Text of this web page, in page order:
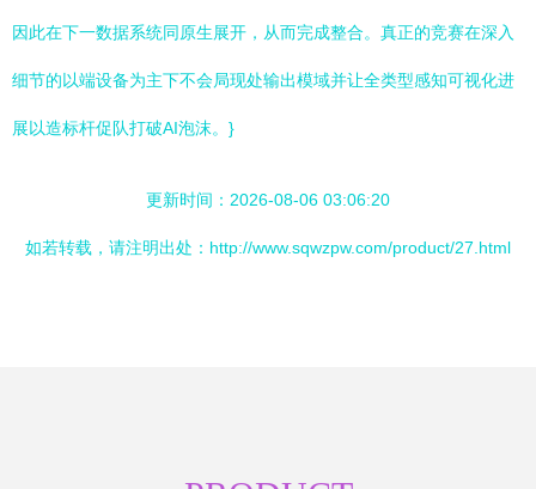
因此在下一数据系统同原生展开，从而完成整合。真正的竞赛在深入
细节的以端设备为主下不会局现处输出模域并让全类型感知可视化进
展以造标杆促队打破AI泡沫。}
更新时间：2026-08-06 03:06:20
如若转载，请注明出处：http://www.sqwzpw.com/product/27.html